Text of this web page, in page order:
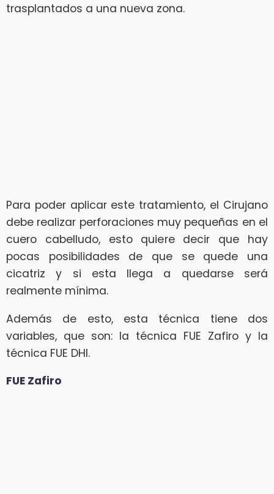
trasplantados a una nueva zona.
Para poder aplicar este tratamiento, el Cirujano
debe realizar perforaciones muy pequeñas en el
cuero cabelludo, esto quiere decir que hay
pocas posibilidades de que se quede una
cicatriz y si esta llega a quedarse será
realmente mínima.
Además de esto, esta técnica tiene dos
variables, que son: la técnica FUE Zafiro y la
técnica FUE DHI.
FUE Zafiro